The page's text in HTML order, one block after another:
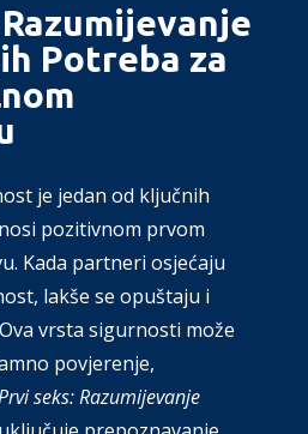
Potreba za
je jedan od ključnih
pozitivnom prvom
Kada partneri osjećaju
lakše se opuštaju i
vrsta sigurnosti može
povjerenje,
seks: Razumijevanje